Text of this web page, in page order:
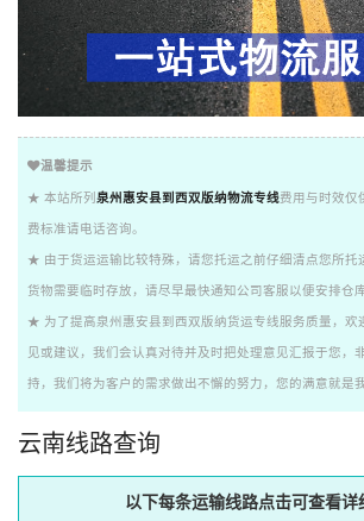
温馨提示
★ 本站所列 泉州惠安县到西双版纳物流专线费用与时效仅
费标准请电话咨询。
★ 由于货运运输比较特殊，请您托运之前仔细清点您所托
货物需要临时存放，请尽早最快通知公司客服以便安排仓
★ 为了提高泉州惠安县到西双版纳货运专线服务质量，欢
见或建议，我们会认真对待并及时把处理意见汇报于您，
持，我们将为客户的需求做出不懈的努力，您的满意就是
云南线路查询
以下每条运输线路点击可查看详